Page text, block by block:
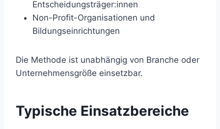
Entscheidungsträger:innen
Non-Profit-Organisationen und
Bildungseinrichtungen
Die Methode ist unabhängig von Branche oder
Unternehmensgröße einsetzbar.
Typische Einsatzbereiche